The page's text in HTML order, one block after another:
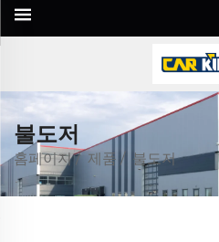
불도저
홈페이지/ 제품 / 불도저